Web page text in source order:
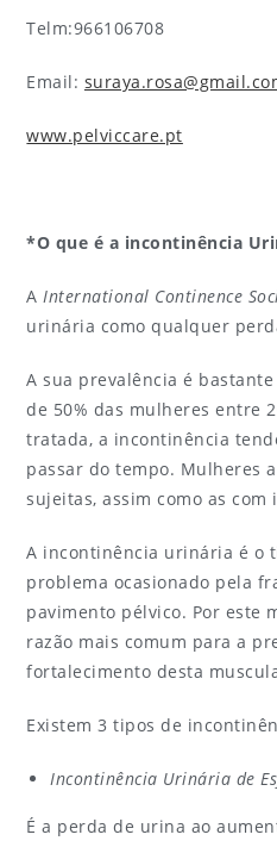
Telm:966106708
Email:
www.pelviccare.pt
*O que é a incontinência
AInternational Continence
urinária como qualquer
A sua prevalência é
de 50% das mulheres entre
tratada, a incontinência
passar do tempo. Mulheres
sujeitas, assim como as
A incontinência urinária é o
problema ocasionado pela
pavimento pélvico. Por este
razão mais comum para a
fortalecimento desta
Existem 3 tipos de
Incontinência Urinária de
É a perda de urina ao